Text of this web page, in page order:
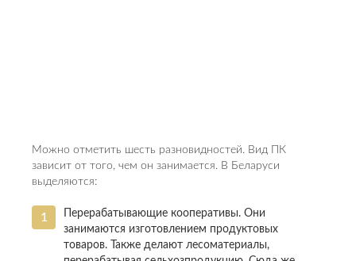
Можно отметить шесть разновидностей. Вид ПК
зависит от того, чем он занимается. В Беларуси
выделяются:
Перерабатывающие кооперативы. Они
занимаются изготовлением продуктовых
товаров. Также делают лесоматериалы,